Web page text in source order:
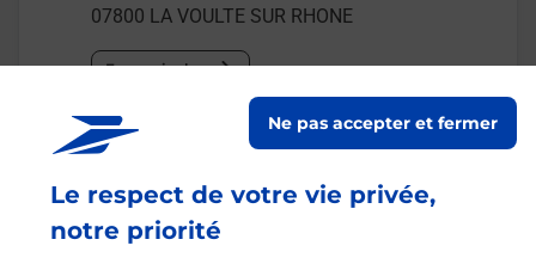
Le respect de votre vie privée,
notre priorité
Ne pas accepter et fermer
07800 LA VOULTE SUR RHONE
En savoir plus
Malin !
La Poste
en ligne